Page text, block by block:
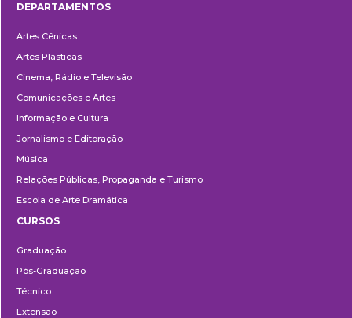
DEPARTAMENTOS
Artes Cênicas
Artes Plásticas
Cinema, Rádio e Televisão
Comunicações e Artes
Informação e Cultura
Jornalismo e Editoração
Música
Relações Públicas, Propaganda e Turismo
Escola de Arte Dramática
CURSOS
Graduação
Pós-Graduação
Técnico
Extensão